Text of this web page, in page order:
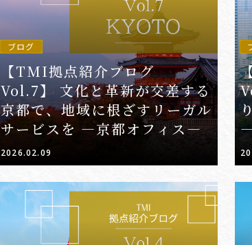
ブログ
【TMI拠点紹介ブログ
Vol.7】 文化と革新が交差する
京都で、地域に根ざすリーガル
サービスを ―京都オフィス―
2026.02.09